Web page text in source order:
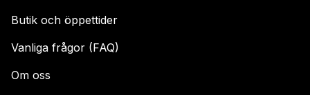
Butik och öppettider
Vanliga frågor (FAQ)
Om oss